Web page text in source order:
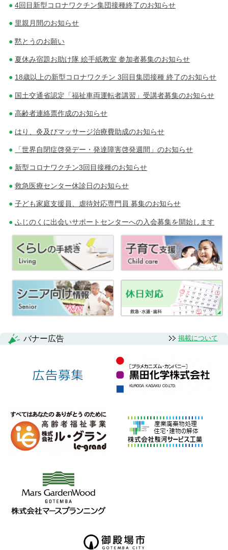
4回目新型コロナワクチン集団接種終了のお知らせ
里親月間のお知らせ
黙とうのお願い
夏休み宿題お助け隊 絵手紙教室 参加者募集のお知らせ
18歳以上の新型コロナワクチン 3回目集団接種 終了のお知らせ
国土交通省認定「福祉車両運転者講習」受講者募集のお知らせ
高齢者連絡票作成のお知らせ
はり、灸及びマッサージ治療費助成のお知らせ
「世界自閉症啓発デー・発達障害啓発週間」のお知らせ
新型コロナワクチン3回目接種のお知らせ
救急医療センター休診日のお知らせ
子ども家庭支援員、虐待対応専門員 募集のお知らせ
ふじのくに出会いサポートセンターへの入会募集を開始します
バナー広告 掲載について